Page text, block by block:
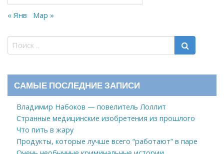
« Янв Мар »
САМЫЕ ПОСЛЕДНИЕ ЗАПИСИ
Владимир Набоков — повелитель Лоллит
Странные медицинские изобретения из прошлого
Что пить в жару
Продукты, которые лучше всего “работают” в паре